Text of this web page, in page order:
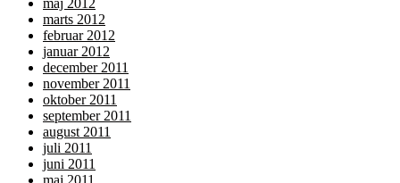
marts 2012
februar 2012
januar 2012
december 2011
november 2011
oktober 2011
september 2011
august 2011
juli 2011
juni 2011
maj 2011